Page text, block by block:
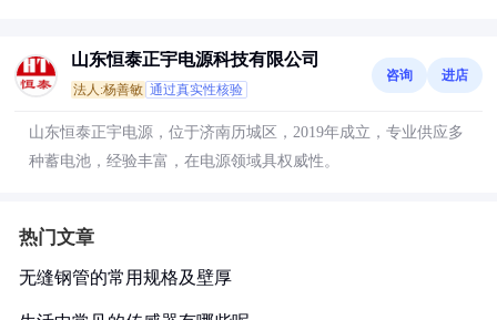
山东恒泰正宇电源科技有限公司
法人:杨善敏 通过真实性核验
咨询 进店
山东恒泰正宇电源，位于济南历城区，2019年成立，专业供应多
种蓄电池，经验丰富，在电源领域具权威性。
热门文章
无缝钢管的常用规格及壁厚